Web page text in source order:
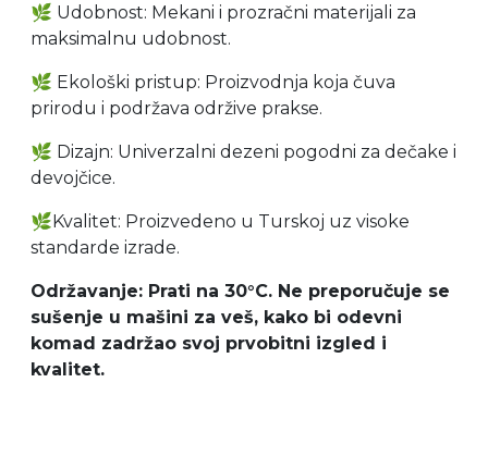
🌿 Udobnost: Mekani i prozračni materijali za
maksimalnu udobnost.
🌿 Ekološki pristup: Proizvodnja koja čuva
prirodu i podržava održive prakse.
🌿 Dizajn: Univerzalni dezeni pogodni za dečake i
devojčice.
🌿Kvalitet: Proizvedeno u Turskoj uz visoke
standarde izrade.
Održavanje: Prati na 30°C. Ne preporučuje se
sušenje u mašini za veš, kako bi odevni
komad zadržao svoj prvobitni izgled i
kvalitet.